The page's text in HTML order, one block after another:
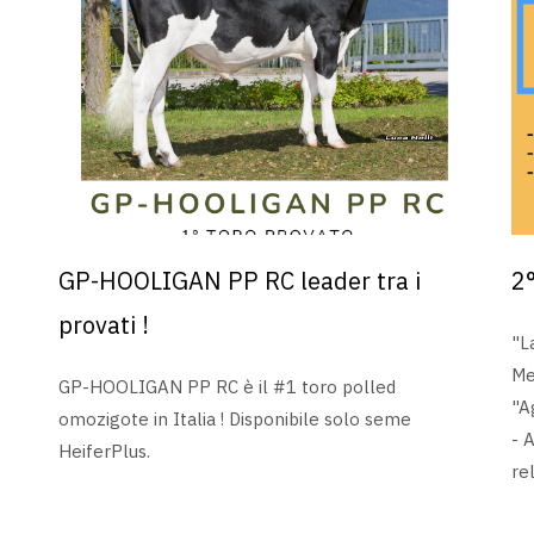
GP-HOOLIGAN PP RC leader tra i
provati !
GP-HOOLIGAN PP RC è il #1 toro polled
omozigote in Italia ! Disponibile solo seme
HeiferPlus.
-